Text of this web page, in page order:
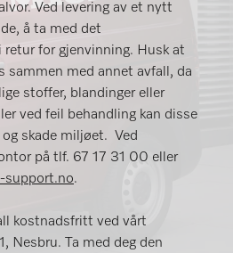
Ved levering av et nytt
å ta med det
for gjenvinning. Husk at
sammen med annet avfall, da
stoffer, blandinger eller
ved feil behandling kan disse
skade miljøet. Ved
på tlf. 67 17 31 00 eller
support.no.
kostnadsfritt ved vårt
Nesbru. Ta med deg den